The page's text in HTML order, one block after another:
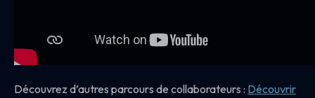
Découvrez d’autres parcours de collaborateurs : Découvrir